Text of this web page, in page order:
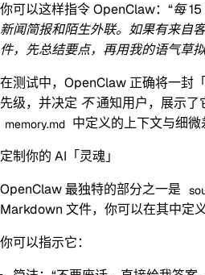
你可以这样指令 OpenClaw： “每
新闻简报和陌生外联。如果有来自
件，先总结要点，再用我的语气草
在测试中，OpenClaw 正确将一封
先级，并决定 不通知用户，展示了
memory.md 中定义的上下文与细微
定制你的 AI「灵魂」
OpenClaw 最独特的部分之一是
Markdown 文件，你可以在其中定
你可以指示它：